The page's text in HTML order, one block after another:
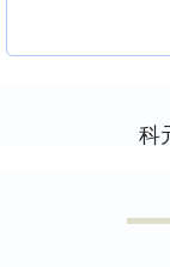
科